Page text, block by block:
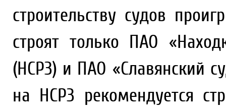
строительству судов
строят только ПАО
(НСРЗ) и ПАО «Славянский
на НСРЗ рекомендуется